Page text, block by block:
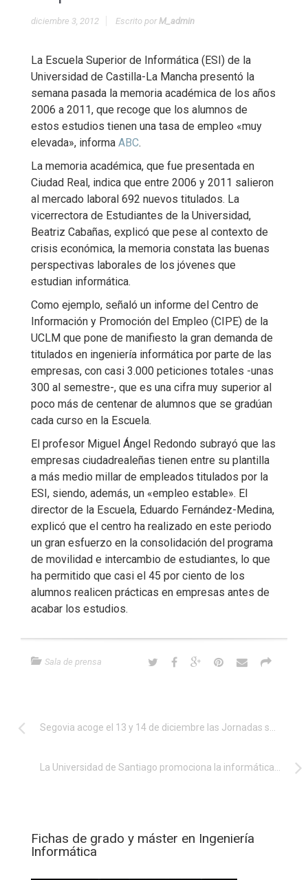
diciembre 3, 2012 Escrito porM_admin
La Escuela Superior de Informática (ESI) de la
Universidad de Castilla-La Mancha presentó la
semana pasada la memoria académica de los años
2006 a 2011, que recoge que los alumnos de
estos estudios tienen una tasa de empleo «muy
elevada», informa ABC.
La memoria académica, que fue presentada en
Ciudad Real, indica que entre 2006 y 2011 salieron
al mercado laboral 692 nuevos titulados. La
vicerrectora de Estudiantes de la Universidad,
Beatriz Cabañas, explicó que pese al contexto de
crisis económica, la memoria constata las buenas
perspectivas laborales de los jóvenes que
estudian informática.
Como ejemplo, señaló un informe del Centro de
Información y Promoción del Empleo (CIPE) de la
UCLM que pone de manifiesto la gran demanda de
titulados en ingeniería informática por parte de las
empresas, con casi 3.000 peticiones totales -unas
300 al semestre-, que es una cifra muy superior al
poco más de centenar de alumnos que se gradúan
cada curso en la Escuela.
El profesor Miguel Ángel Redondo subrayó que las
empresas ciudadrealeñas tienen entre su plantilla
a más medio millar de empleados titulados por la
ESI, siendo, además, un «empleo estable». El
director de la Escuela, Eduardo Fernández-Medina,
explicó que el centro ha realizado en este periodo
un gran esfuerzo en la consolidación del programa
de movilidad e intercambio de estudiantes, lo que
ha permitido que casi el 45 por ciento de los
alumnos realicen prácticas en empresas antes de
acabar los estudios.
Sala de prensa
Fichas de grado y máster en Ingeniería
Informática